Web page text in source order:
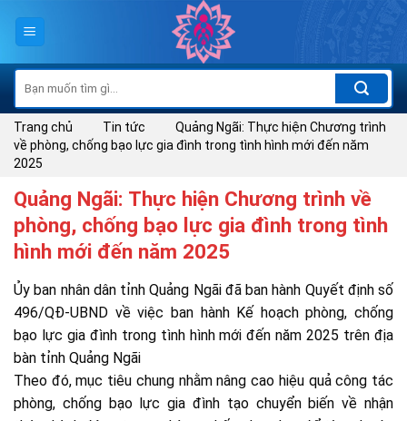
kiếm:
Trang chủ Tin tức
Quảng Ngãi: Thực hiện Chương trình
về phòng, chống bạo lực gia đình trong tình hình mới đến năm
2025
Quảng Ngãi: Thực hiện Chương trình về
phòng, chống bạo lực gia đình trong tình
hình mới đến năm 2025
Ủy ban nhân dân tỉnh Quảng Ngãi đã ban hành Quyết định số
496/QĐ-UBND về việc ban hành Kế hoạch phòng, chống
bạo lực gia đình trong tình hình mới đến năm 2025 trên địa
bàn tỉnh Quảng Ngãi
Theo đó, mục tiêu chung nhằm nâng cao hiệu quả công tác
phòng, chống bạo lực gia đình tạo chuyển biến về nhận